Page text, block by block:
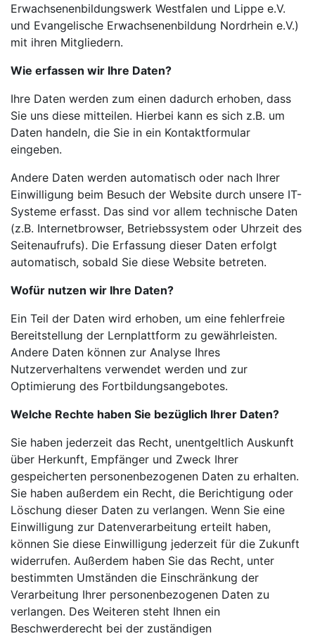
Erwachsenenbildungswerk Westfalen und Lippe e.V.
und Evangelische Erwachsenenbildung Nordrhein e.V.)
mit ihren Mitgliedern.
Wie erfassen wir Ihre Daten?
Ihre Daten werden zum einen dadurch erhoben, dass
Sie uns diese mitteilen. Hierbei kann es sich z.B. um
Daten handeln, die Sie in ein Kontaktformular
eingeben.
Andere Daten werden automatisch oder nach Ihrer
Einwilligung beim Besuch der Website durch unsere IT-
Systeme erfasst. Das sind vor allem technische Daten
(z.B. Internetbrowser, Betriebssystem oder Uhrzeit des
Seitenaufrufs). Die Erfassung dieser Daten erfolgt
automatisch, sobald Sie diese Website betreten.
Wofür nutzen wir Ihre Daten?
Ein Teil der Daten wird erhoben, um eine fehlerfreie
Bereitstellung der Lernplattform zu gewährleisten.
Andere Daten können zur Analyse Ihres
Nutzerverhaltens verwendet werden und zur
Optimierung des Fortbildungsangebotes.
Welche Rechte haben Sie bezüglich Ihrer Daten?
Sie haben jederzeit das Recht, unentgeltlich Auskunft
über Herkunft, Empfänger und Zweck Ihrer
gespeicherten personenbezogenen Daten zu erhalten.
Sie haben außerdem ein Recht, die Berichtigung oder
Löschung dieser Daten zu verlangen. Wenn Sie eine
Einwilligung zur Datenverarbeitung erteilt haben,
können Sie diese Einwilligung jederzeit für die Zukunft
widerrufen. Außerdem haben Sie das Recht, unter
bestimmten Umständen die Einschränkung der
Verarbeitung Ihrer personenbezogenen Daten zu
verlangen. Des Weiteren steht Ihnen ein
Beschwerderecht bei der zuständigen